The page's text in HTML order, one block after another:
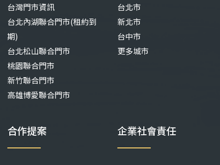
台灣門市資訊
台北內湖聯合門市(租約到
期)
台北松山聯合門市
桃園聯合門市
新竹聯合門市
高雄博愛聯合門市
台北市
新北市
台中市
更多城市
合作提案 企業社會責任